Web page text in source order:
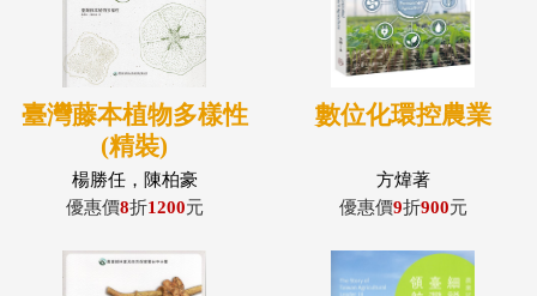
臺灣藤本植物多樣性
(精裝)
楊勝任，陳柏豪
優惠價8折1200元
數位化環控農業
方煒著
優惠價9折900元